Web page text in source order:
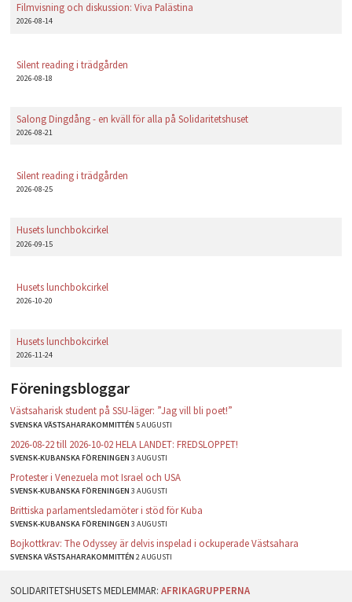
Filmvisning och diskussion: Viva Palästina
2026-08-14
Silent reading i trädgården
2026-08-18
Salong Dingdång - en kväll för alla på Solidaritetshuset
2026-08-21
Silent reading i trädgården
2026-08-25
Husets lunchbokcirkel
2026-09-15
Husets lunchbokcirkel
2026-10-20
Husets lunchbokcirkel
2026-11-24
Föreningsbloggar
Västsaharisk student på SSU-läger: ”Jag vill bli poet!”
SVENSKA VÄSTSAHARAKOMMITTÉN 5 AUGUSTI
2026-08-22 till 2026-10-02 HELA LANDET: FREDSLOPPET!
SVENSK-KUBANSKA FÖRENINGEN3 AUGUSTI
Protester i Venezuela mot Israel och USA
SVENSK-KUBANSKA FÖRENINGEN3 AUGUSTI
Brittiska parlamentsledamöter i stöd för Kuba
SVENSK-KUBANSKA FÖRENINGEN3 AUGUSTI
Bojkottkrav: The Odyssey är delvis inspelad i ockuperade Västsahara
SVENSKA VÄSTSAHARAKOMMITTÉN2 AUGUSTI
AFRIKAGRUPPERNA